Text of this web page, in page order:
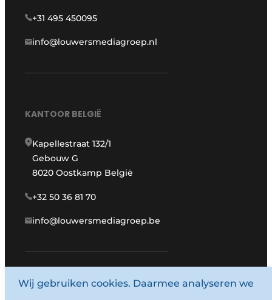
+31 495 450095
info@louwersmediagroep.nl
KANTOOR BELGIË
Kapellestraat 132/1
Gebouw G
8020 Oostkamp België
+32 50 36 81 70
info@louwersmediagroep.be
www.louwersmediagroep.com
Wij gebruiken cookies. Daarmee analyseren we